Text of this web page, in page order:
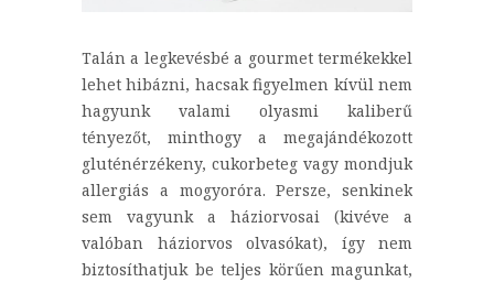
Talán a legkevésbé a gourmet termékekkel
lehet hibázni, hacsak figyelmen kívül nem
hagyunk valami olyasmi kaliberű
tényezőt, minthogy a megajándékozott
gluténérzékeny, cukorbeteg vagy mondjuk
allergiás a mogyoróra. Persze, senkinek
sem vagyunk a háziorvosai (kivéve a
valóban háziorvos olvasókat), így nem
biztosíthatjuk be teljes körűen magunkat,